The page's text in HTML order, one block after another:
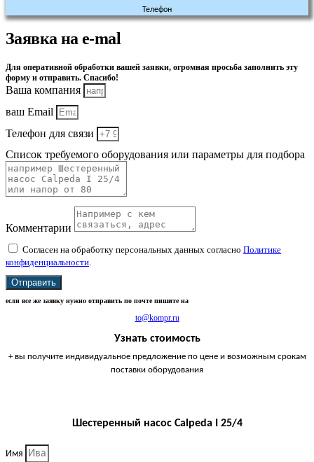
Телефон
Заявка на e-mal
Для оперативной обработки вашей заявки, огромная просьба заполнить эту
форму и отправить. Спасибо!
Ваша компания
ваш Email
Телефон для связи
Список требуемого оборудования или параметры для подбора
Комментарии
Согласен на обработку персональных данных согласно Политике
конфиденциальности.
Отправить
если все же заявку нужно отправить по почте пишите на
to@kompr.ru
Узнать стоимость
+ вы получите индивидуальное предложение по цене и возможным срокам
поставки оборудования
Шестеренный насос Calpeda I 25/4
Имя